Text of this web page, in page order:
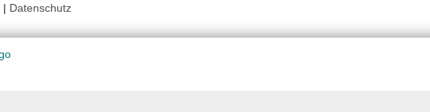
| Datenschutz